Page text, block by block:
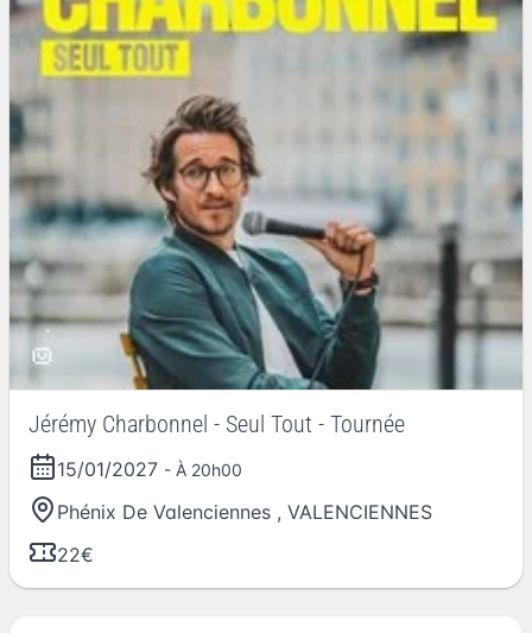
Jérémy Charbonnel - Seul Tout - Tournée
15/01/2027 - À 20h00
Phénix De Valenciennes , VALENCIENNES
22€